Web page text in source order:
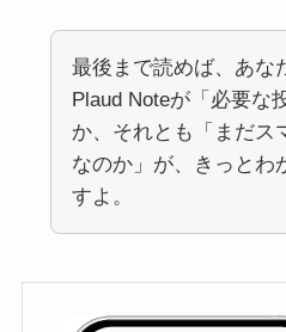
最後まで読めば、あな
Plaud Noteが「必要な
か、それとも「まだス
なのか」が、きっとわ
すよ。